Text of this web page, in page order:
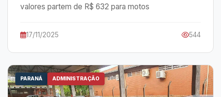
valores partem de R$ 632 para motos
17/11/2025 544
PARANÁ ADMINISTRAÇÃO